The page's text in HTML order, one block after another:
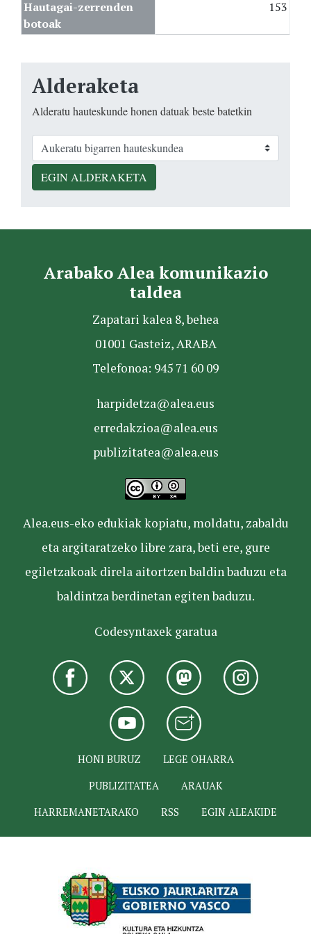
Hautagai-zerrenden
botoak
153
Alderaketa
Alderatu hauteskunde honen datuak beste batetkin
EGIN ALDERAKETA
Arabako Alea komunikazio
taldea
Zapatari kalea 8, behea
01001 Gasteiz, ARABA
Telefonoa: 945 71 60 09
harpidetza@alea.eus
erredakzioa@alea.eus
publizitatea@alea.eus
Alea.eus-eko edukiak kopiatu, moldatu, zabaldu
eta argitaratzeko libre zara, beti ere, gure
egiletzakoak direla aitortzen baldin baduzu eta
baldintza berdinetan egiten baduzu.
Codesyntaxek garatua
HONI BURUZ
LEGE OHARRA
PUBLIZITATEA
ARAUAK
HARREMANETARAKO
RSS EGIN ALEAKIDE